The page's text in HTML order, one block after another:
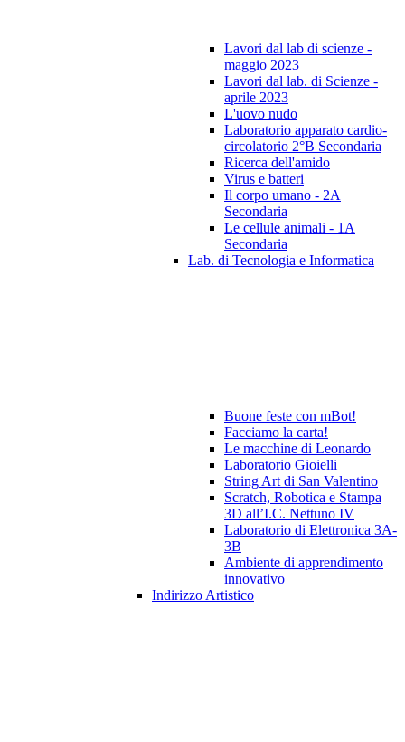
Lavori dal lab di scienze -
maggio 2023
Lavori dal lab. di Scienze -
aprile 2023
L'uovo nudo
Laboratorio apparato cardio-
circolatorio 2°B Secondaria
Ricerca dell'amido
Virus e batteri
Il corpo umano - 2A
Secondaria
Le cellule animali - 1A
Secondaria
Lab. di Tecnologia e Informatica
Buone feste con mBot!
Facciamo la carta!
Le macchine di Leonardo
Laboratorio Gioielli
String Art di San Valentino
Scratch, Robotica e Stampa
3D all’I.C. Nettuno IV
Laboratorio di Elettronica 3A-
3B
Ambiente di apprendimento
innovativo
Indirizzo Artistico